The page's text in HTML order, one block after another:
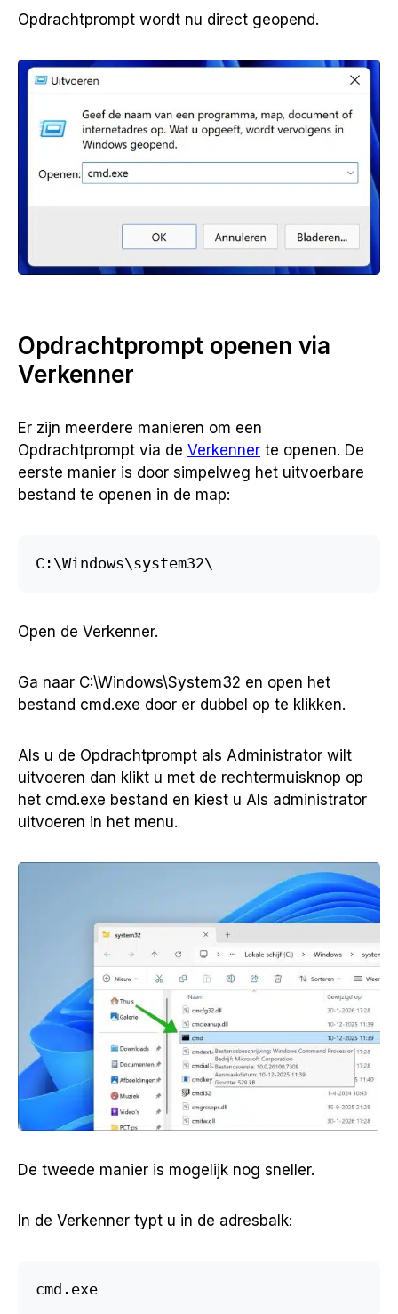
Opdrachtprompt wordt nu direct geopend.
Opdrachtprompt openen via
Verkenner
Er zijn meerdere manieren om een
Opdrachtprompt via de Verkenner te openen. De
eerste manier is door simpelweg het uitvoerbare
bestand te openen in de map:
C:\Windows\system32\
Open de Verkenner.
Ga naar C:\Windows\System32 en open het
bestand cmd.exe door er dubbel op te klikken.
Als u de Opdrachtprompt als Administrator wilt
uitvoeren dan klikt u met de rechtermuisknop op
het cmd.exe bestand en kiest u Als administrator
uitvoeren in het menu.
De tweede manier is mogelijk nog sneller.
In de Verkenner typt u in de adresbalk:
cmd.exe